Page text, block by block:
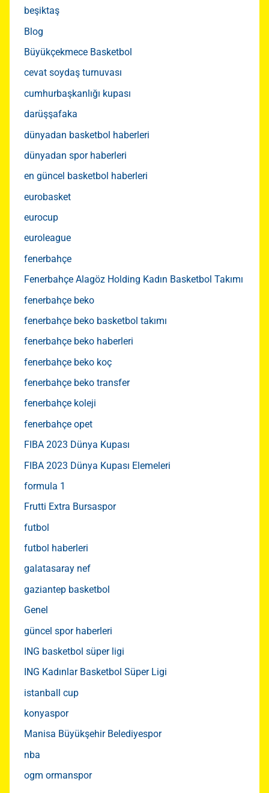
beşiktaş
Blog
Büyükçekmece Basketbol
cevat soydaş turnuvası
cumhurbaşkanlığı kupası
darüşşafaka
dünyadan basketbol haberleri
dünyadan spor haberleri
en güncel basketbol haberleri
eurobasket
eurocup
euroleague
fenerbahçe
Fenerbahçe Alagöz Holding Kadın Basketbol Takımı
fenerbahçe beko
fenerbahçe beko basketbol takımı
fenerbahçe beko haberleri
fenerbahçe beko koç
fenerbahçe beko transfer
fenerbahçe koleji
fenerbahçe opet
FIBA 2023 Dünya Kupası
FIBA 2023 Dünya Kupası Elemeleri
formula 1
Frutti Extra Bursaspor
futbol
futbol haberleri
galatasaray nef
gaziantep basketbol
Genel
güncel spor haberleri
ING basketbol süper ligi
ING Kadınlar Basketbol Süper Ligi
istanball cup
konyaspor
Manisa Büyükşehir Belediyespor
nba
ogm ormanspor